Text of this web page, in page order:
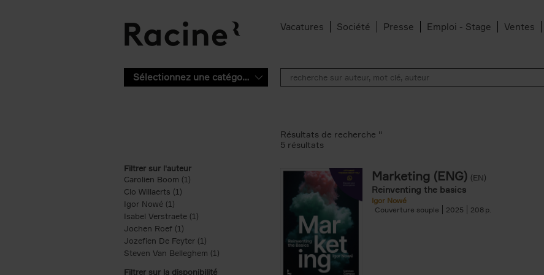
Vacatures Société Presse Emploi - Stage Ventes
Sélectionnez une catégorie
Filtrer sur l'auteur
Carolien Boom (1)
Clo Willaerts (1)
Igor Nowé (1)
Isabel Verstraete (1) Apply Isabel Verstraete filter
Jochen Roef (1)
Jozefien De Feyter (1) Apply Jozefien De Feyter filter
Steven Van Belleghem (1) Apply Steven Van Belleghem filter
Filtrer sur la disponibilité
Résultats de recherche ''
5 résultats
Marketing (ENG) (EN)
Reinventing the basics
Igor Nowé
Couverture souple
2025 208